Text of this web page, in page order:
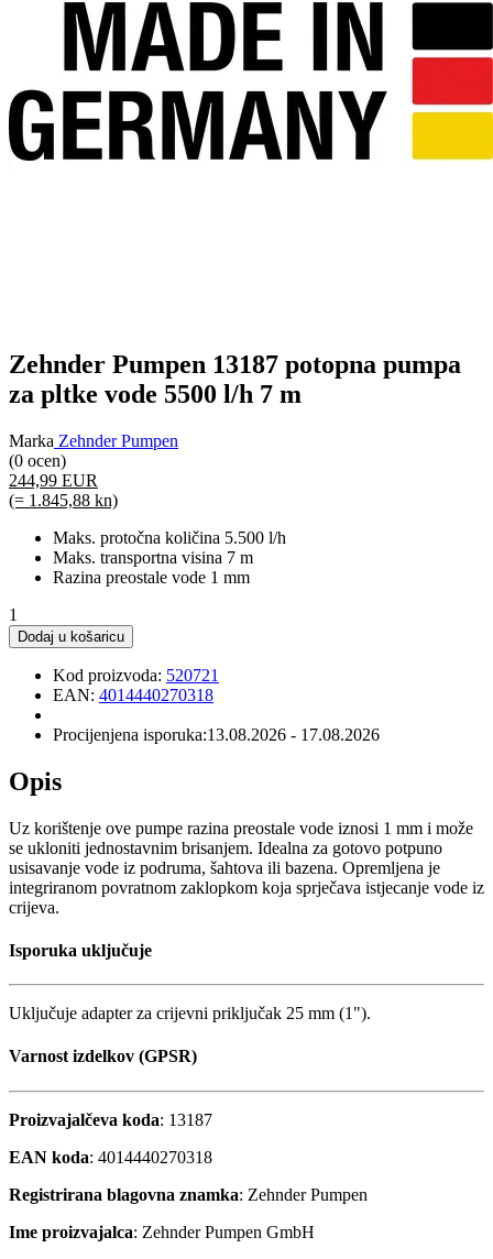
Zehnder Pumpen 13187 potopna pumpa
za pltke vode 5500 l/h 7 m
Marka Zehnder Pumpen
(0 ocen)
244,99 EUR
(= 1.845,88 kn)
Maks. protočna količina 5.500 l/h
Maks. transportna visina 7 m
Razina preostale vode 1 mm
1
Dodaj u košaricu
Kod proizvoda: 520721
EAN: 4014440270318
Procijenjena isporuka:13.08.2026 - 17.08.2026
Opis
Uz korištenje ove pumpe razina preostale vode iznosi 1 mm i može
se ukloniti jednostavnim brisanjem. Idealna za gotovo potpuno
usisavanje vode iz podruma, šahtova ili bazena. Opremljena je
integriranom povratnom zaklopkom koja sprječava istjecanje vode iz
crijeva.
Isporuka uključuje
Uključuje adapter za crijevni priključak 25 mm (1").
Varnost izdelkov (GPSR)
Proizvajalčeva koda: 13187
EAN koda: 4014440270318
Registrirana blagovna znamka: Zehnder Pumpen
Ime proizvajalca: Zehnder Pumpen GmbH